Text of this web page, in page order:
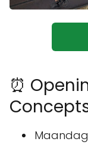
⏰
Maandag: